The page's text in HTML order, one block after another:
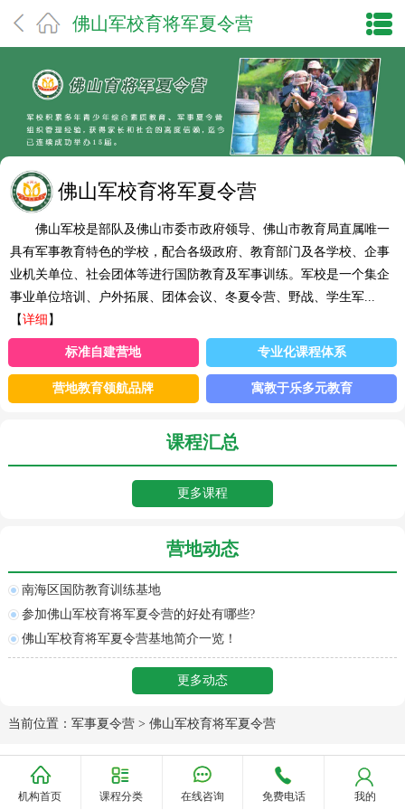
佛山军校育将军夏令营
佛山军校育将军夏令营
佛山军校是部队及佛山市委市政府领导、佛山市教育局直属唯一
具有军事教育特色的学校，配合各级政府、教育部门及各学校、企事
业机关单位、社会团体等进行国防教育及军事训练。军校是一个集企
事业单位培训、户外拓展、团体会议、冬夏令营、野战、学生军...
【详细 】
标准自建营地 专业化课程体系
营地教育领航品牌 寓教于乐多元教育
课程汇总
更多课程
营地动态
南海区国防教育训练基地
参加佛山军校育将军夏令营的好处有哪些?
佛山军校育将军夏令营基地简介一览！
更多动态
当前位置： 军事夏令营> 佛山军校育将军夏令营
机构首页 课程分类 在线咨询 免费电话 我的
Copyright @ 2023 军事夏令营 www.xlygo.com
沪ICP备19011543号-9